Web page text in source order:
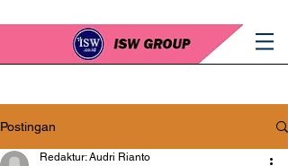
Postingan
Redaktur: Audri Rianto